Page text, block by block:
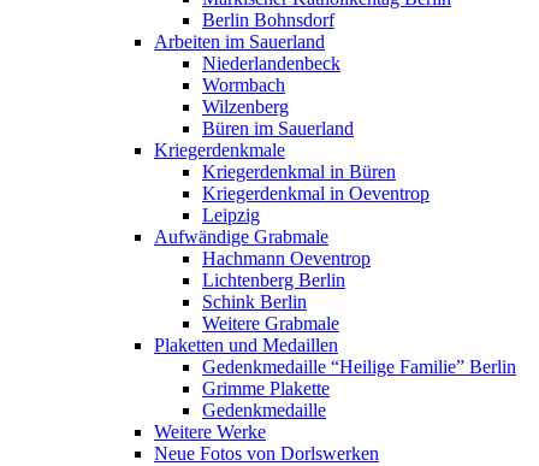
Berlin Bohnsdorf
Arbeiten im Sauerland
Niederlandenbeck
Wormbach
Wilzenberg
Büren im Sauerland
Kriegerdenkmale
Kriegerdenkmal in Büren
Kriegerdenkmal in Oeventrop
Leipzig
Aufwändige Grabmale
Hachmann Oeventrop
Lichtenberg Berlin
Schink Berlin
Weitere Grabmale
Plaketten und Medaillen
Gedenkmedaille “Heilige Familie” Berlin
Grimme Plakette
Gedenkmedaille
Weitere Werke
Neue Fotos von Dorlswerken